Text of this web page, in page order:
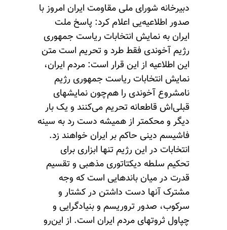
دبیرخانه شورای ملی مقاومت ایران امروز با
صدور اطلاعیه‌یی اعلام کرد: پاسخ ملت
ایران به نمایش انتخابات ریاست جمهوری
رژیم آخوندی فقط طرد و تحریم است متن
این اطلاعیه از این قرار است: مردم ایران،
نمایش انتخابات ریاست جمهوری رژیم
نامشروع آخوندی را هم‌چون نمایشهای
قبلی‌اش قاطعانه تحریم می‌کنند و یک بار
دیگر و محکمتر از همیشه دست رد به سینه
فاشیسم دینی حاکم بر ایران خواهند زد.
انتخابات در این رژیم تنها ابزاری برای
تحکیم سلطه دیکتاتوری مذهبی و تقسیم
قدرت در میان باندهایی است که وجه
مشترک آنها دست داشتن در کشتار و
سرکوب، صدور تروریسم و بنیادگرایی و
چپاول ثروتهای مردم ایران است. از این‌رو